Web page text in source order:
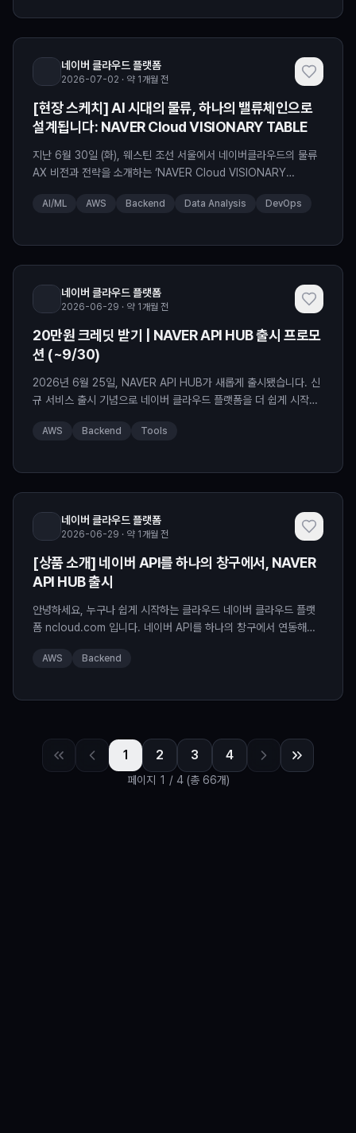
고 정보보호의 중요성을 되새기기 위해 2012년 법정기념일로 제정
네이버 클라우드 플랫폼
2026-07-02 · 약 1개월 전
[현장 스케치] AI 시대의 물류, 하나의 밸류체인으로
설계됩니다: NAVER Cloud VISIONARY TABLE
지난 6월 30일 (화), 웨스틴 조선 서울에서 네이버클라우드의 물류
AX 비전과 전략을 소개하는 ‘NAVER Cloud VISIONARY
본적으로 바꾸는 핵심 기술로 빠르게 자리 잡고 있습니다. 특히 물류
사결정을 지원하는 AI의 역할이 더욱 중요해지고 있는데요. 이날 네
AI/ML AWS Backend Data Analysis DevOps
네이버 클라우드 플랫폼
2026-06-29 · 약 1개월 전
20만원 크레딧 받기 | NAVER API HUB 출시 프로모
션 (~9/30)
2026년 6월 25일, NAVER API HUB가 새롭게 출시됐습니다. 신
규 서비스 출시 기념으로 네이버 클라우드 플랫폼을 더 쉽게 시작하
HUB가 무엇인가요? 검색·쇼핑·트렌드부터 앞으로 추가될 다양한
인데요. 이번 출시에서는 아래 API 3종을 먼저 만나보실 수 있습니
AWS Backend Tools
네이버 클라우드 플랫폼
2026-06-29 · 약 1개월 전
[상품 소개] 네이버 API를 하나의 창구에서, NAVER
API HUB 출시
안녕하세요, 누구나 쉽게 시작하는 클라우드 네이버 클라우드 플랫
폼 ncloud.com 입니다. 네이버 API를 하나의 창구에서 연동해보
리고자 합니다. 검색·쇼핑·트렌드부터 앞으로 추가될 다양한 네이버
요! 하나의 키로 다양한 네이버 API 연동 검색, 쇼핑, 트렌드 등 다양
AWS Backend
1 2 3 4
페이지 1 / 4 (총 66개)